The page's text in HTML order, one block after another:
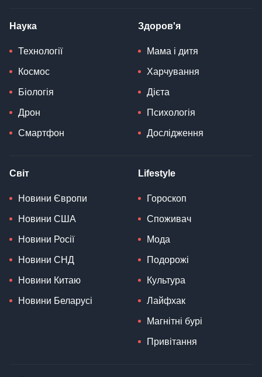
Наука
Технології
Космос
Біологія
Дрон
Смартфон
Здоров'я
Мама і дитя
Харчування
Дієта
Психологія
Дослідження
Світ
Новини Європи
Новини США
Новини Росії
Новини СНД
Новини Китаю
Новини Беларусі
Lifestyle
Гороскоп
Споживач
Мода
Подорожі
Культура
Лайфхак
Магнітні бурі
Привітання